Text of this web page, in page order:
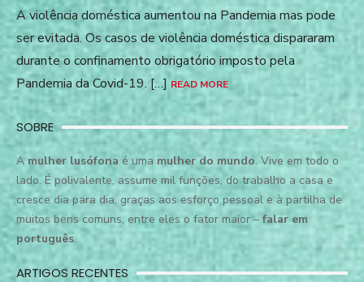
A violência doméstica aumentou na Pandemia mas pode
ser evitada. Os casos de violência doméstica dispararam
durante o confinamento obrigatório imposto pela
Pandemia da Covid-19. […] READ MORE
SOBRE
A mulher lusófona é uma mulher do mundo. Vive em todo o
lado. É polivalente, assume mil funções, do trabalho a casa e
cresce dia para dia, graças aos esforço pessoal e à partilha de
muitos bens comuns, entre eles o fator maior –falar em
português.
ARTIGOS RECENTES